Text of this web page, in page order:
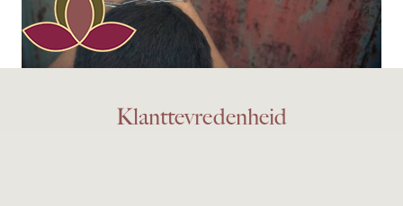
Klanttevredenheid